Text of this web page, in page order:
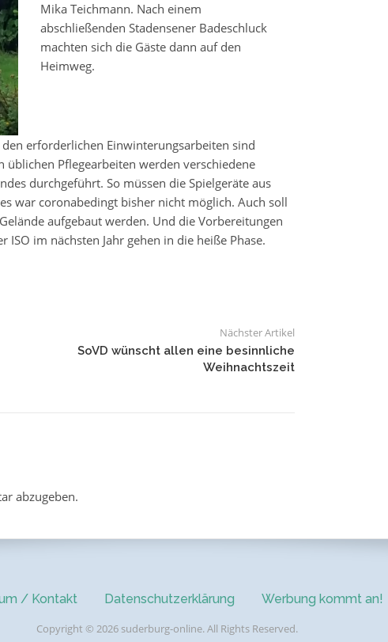
Mika Teichmann. Nach einem
abschließenden Stadensener Badeschluck
machten sich die Gäste dann auf den
Heimweg.
erforderlichen Einwinterungsarbeiten sind
üblichen Pflegearbeiten werden verschiedene
durchgeführt. So müssen die Spielgeräte aus
war coronabedingt bisher nicht möglich. Auch soll
aufgebaut werden. Und die Vorbereitungen
im nächsten Jahr gehen in die heiße Phase.
Nächster Artikel
SoVD wünscht allen eine besinnliche
Weihnachtszeit
abzugeben.
/ Kontakt Datenschutzerklärung Werbung kommt an!
Copyright © 2026 suderburg-online. All Rights Reserved.